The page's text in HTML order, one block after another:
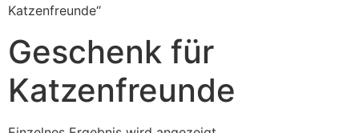
Katzenfreunde“
Geschenk für
Katzenfreunde